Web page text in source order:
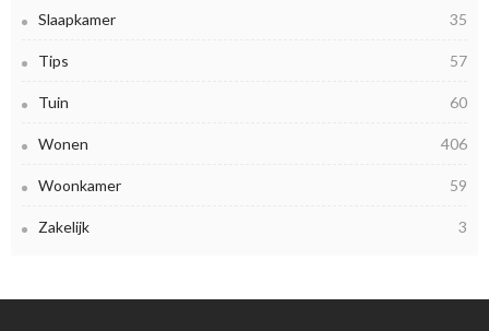
Slaapkamer 35
Tips 57
Tuin 60
Wonen 406
Woonkamer 59
Zakelijk 3